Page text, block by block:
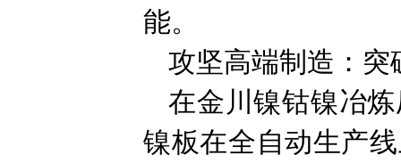
能。
攻坚高端制造：突
在金川镍钴镍冶
镍板在全自动生产